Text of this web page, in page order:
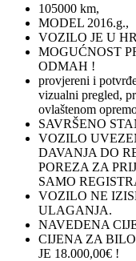
105000 km,
MODEL 2016.g.,
VOZILO JE U
MOGUĆNOST
ODMAH !
provjereni i
vizualni pregled,
ovlaštenom
SAVRŠENO
VOZILO
DAVANJA DO
POREZA ZA
SAMO
VOZILO NE
ULAGANJA.
NAVEDENA
CIJENA ZA
JE 18.000,00€ !